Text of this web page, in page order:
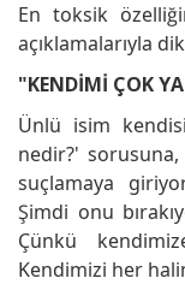
En toksik
açıklamalarıyla
"KENDİMİ ÇOK
Ünlü isim
nedir?'
suçlamaya
Şimdi onu
Çünkü
Kendimizi her